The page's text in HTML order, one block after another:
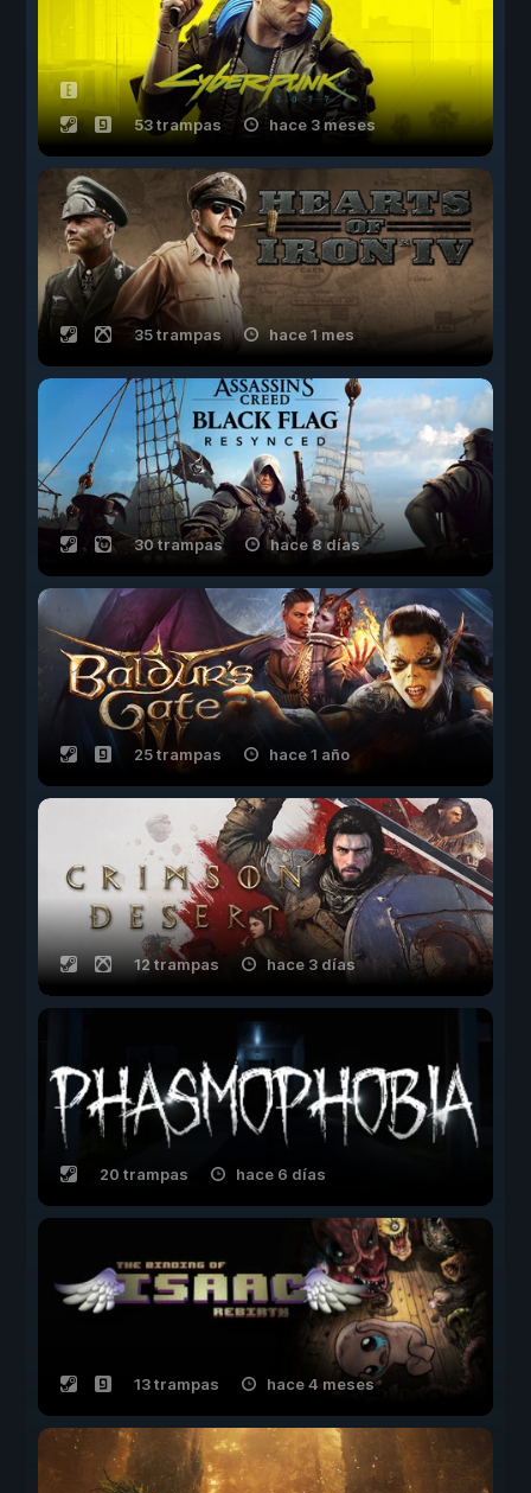
53 trampas hace 3 meses
35 trampas hace 1 mes
30 trampas hace 8 días
25 trampas hace 1 año
12 trampas hace 3 días
20 trampas hace 6 días
13 trampas hace 4 meses